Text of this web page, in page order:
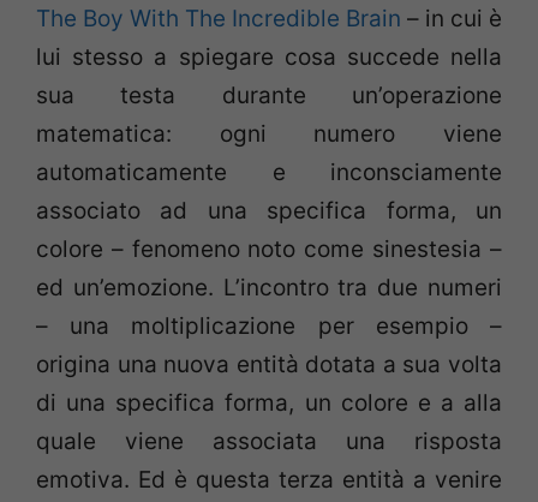
The Boy With The Incredible Brain – in cui è
lui stesso a spiegare cosa succede nella
sua testa durante un’operazione
matematica: ogni numero viene
automaticamente e inconsciamente
associato ad una specifica forma, un
colore – fenomeno noto come sinestesia –
ed un’emozione. L’incontro tra due numeri
– una moltiplicazione per esempio –
origina una nuova entità dotata a sua volta
di una specifica forma, un colore e a alla
quale viene associata una risposta
emotiva. Ed è questa terza entità a venire